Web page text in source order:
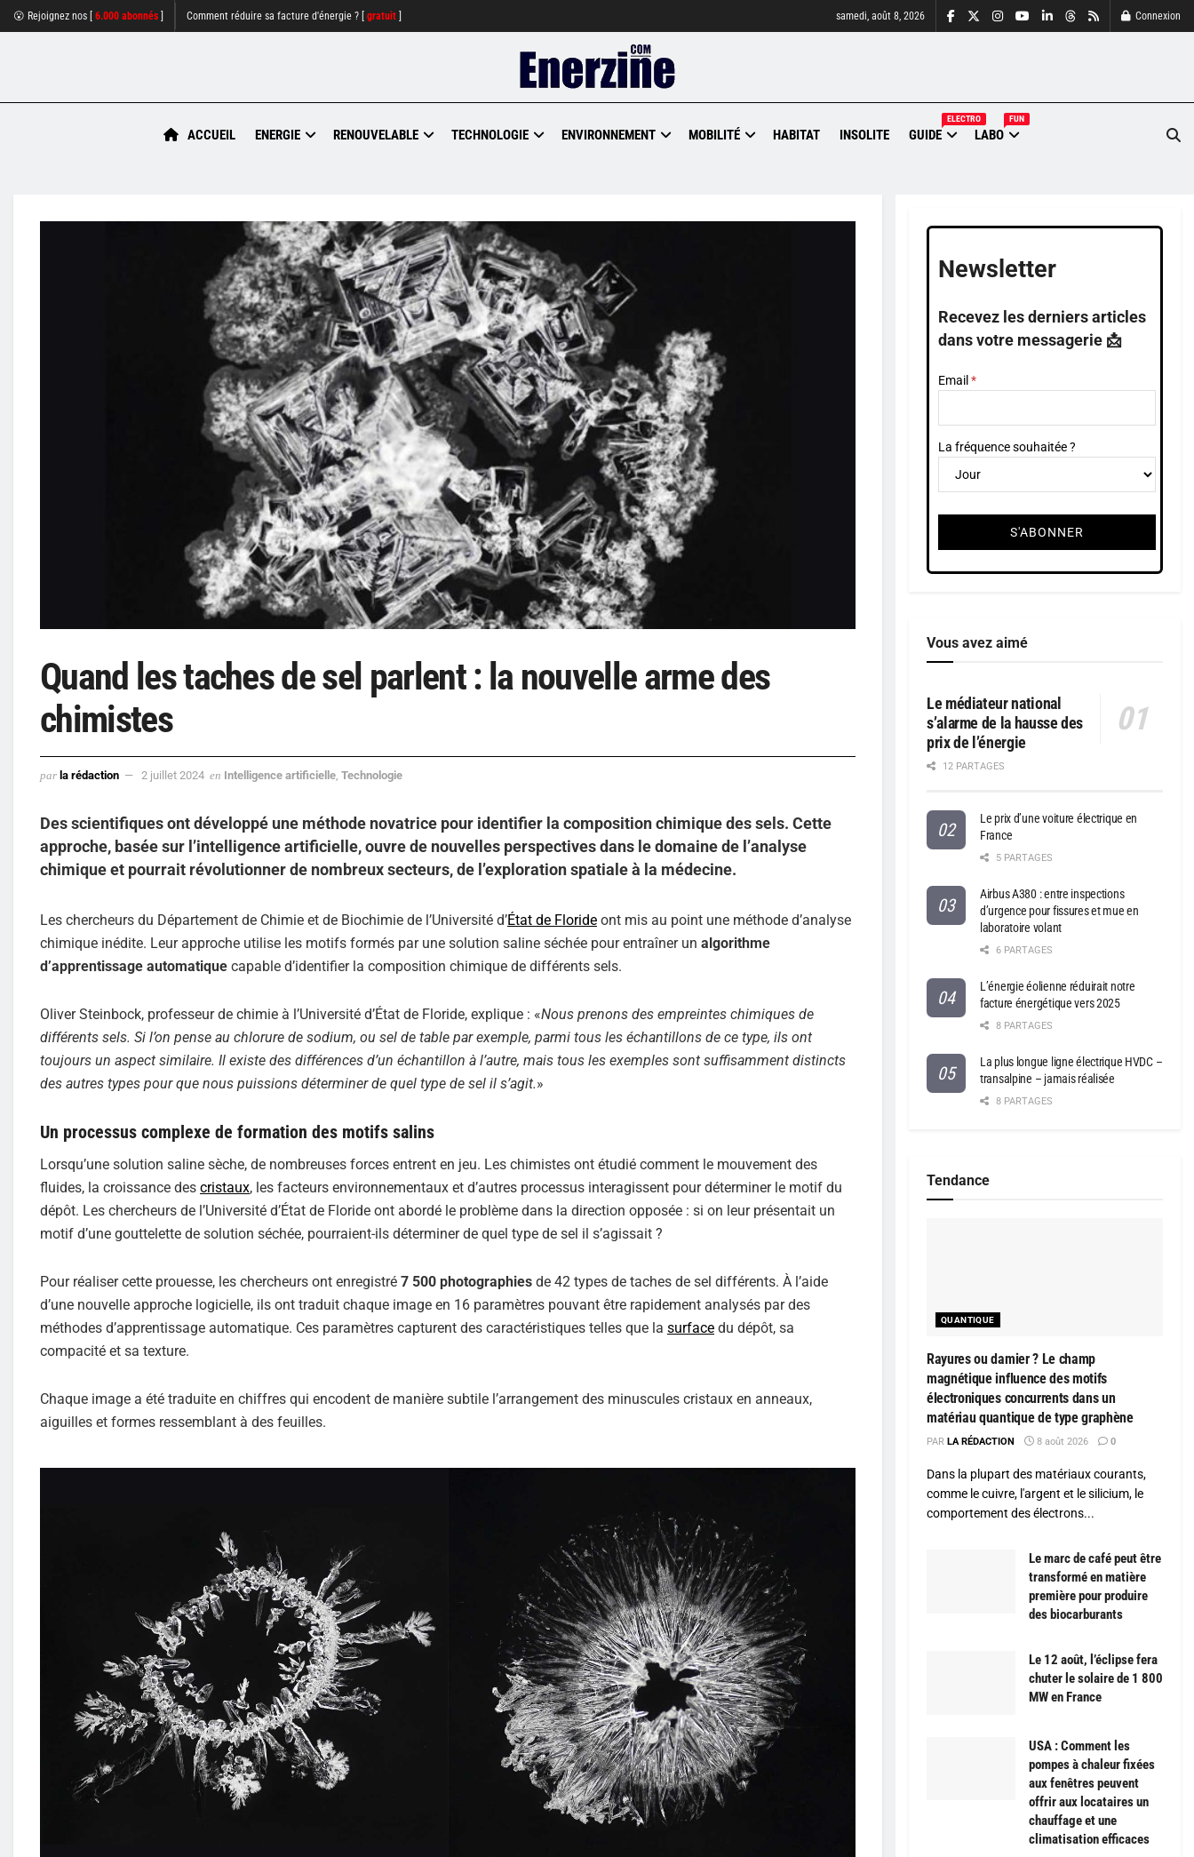
😮 Rejoignez nos [ 6.000 abonnés Comment réduire sa facture d'énergie ? [ gratuit samedi, août 8, 2026 Connexion
ACCUEIL ENERGIE RENOUVELABLE TECHNOLOGIE ENVIRONNEMENT MOBILITÉ HABITAT INSOLITE GUIDE
ELECTRO
LABO
FUN
Quand les taches de sel parlent : la nouvelle arme des
chimistes
par la rédaction 2 juillet 2024 en Intelligence artificielle Technologie
Des scientifiques ont développé une méthode novatrice pour identifier la composition chimique des sels. Cette
approche, basée sur l’intelligence artificielle, ouvre de nouvelles perspectives dans le domaine de l’analyse
chimique et pourrait révolutionner de nombreux secteurs, de l’exploration spatiale à la médecine.
Les chercheurs du Département de Chimie et de Biochimie de l’Université d’État de Floride ont mis au point une méthode d’analyse
chimique inédite. Leur approche utilise les motifs formés par une solution saline séchée pour entraîner un algorithme
d’apprentissage automatique capable d’identifier la composition chimique de différents sels.
Oliver Steinbock, professeur de chimie à l’Université d’État de Floride, explique : «Nous prenons des empreintes chimiques de
différents sels. Si l’on pense au chlorure de sodium, ou sel de table par exemple, parmi tous les échantillons de ce type, ils ont
toujours un aspect similaire. Il existe des différences d’un échantillon à l’autre, mais tous les exemples sont suffisamment distincts
des autres types pour que nous puissions déterminer de quel type de sel il s’agit.»
Un processus complexe de formation des motifs salins
Lorsqu’une solution saline sèche, de nombreuses forces entrent en jeu. Les chimistes ont étudié comment le mouvement des
fluides, la croissance des cristaux, les facteurs environnementaux et d’autres processus interagissent pour déterminer le motif du
dépôt. Les chercheurs de l’Université d’État de Floride ont abordé le problème dans la direction opposée : si on leur présentait un
motif d’une gouttelette de solution séchée, pourraient-ils déterminer de quel type de sel il s’agissait ?
Pour réaliser cette prouesse, les chercheurs ont enregistré 7 500 photographies de 42 types de taches de sel différents. À l’aide
d’une nouvelle approche logicielle, ils ont traduit chaque image en 16 paramètres pouvant être rapidement analysés par des
méthodes d’apprentissage automatique. Ces paramètres capturent des caractéristiques telles que la surface du dépôt, sa
compacité et sa texture.
Chaque image a été traduite en chiffres qui encodent de manière subtile l’arrangement des minuscules cristaux en anneaux,
aiguilles et formes ressemblant à des feuilles.
Newsletter
Recevez les derniers articles
dans votre messagerie 📩
Email
La fréquence souhaitée ?
Vous avez aimé
Le médiateur national
s’alarme de la hausse des
prix de l’énergie
12 PARTAGES
Le prix d’une voiture électrique en
France
5 PARTAGES
Airbus A380 : entre inspections
d’urgence pour fissures et mue en
laboratoire volant
6 PARTAGES
L’énergie éolienne réduirait notre
facture énergétique vers 2025
8 PARTAGES
La plus longue ligne électrique HVDC –
transalpine – jamais réalisée
8 PARTAGES
Tendance
QUANTIQUE
Rayures ou damier ? Le champ
magnétique influence des motifs
électroniques concurrents dans un
matériau quantique de type graphène
PAR LA RÉDACTION 8 août 2026 0
Dans la plupart des matériaux courants,
comme le cuivre, l'argent et le silicium, le
comportement des électrons...
Le marc de café peut être
transformé en matière
première pour produire
des biocarburants
Le 12 août, l’éclipse fera
chuter le solaire de 1 800
MW en France
USA : Comment les
pompes à chaleur fixées
aux fenêtres peuvent
offrir aux locataires un
chauffage et une
climatisation efficaces